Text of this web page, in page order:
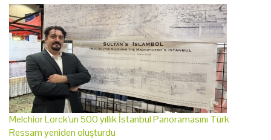
Melchior Lorck'un 500 yıllık İstanbul Panoramasını Türk
Ressam yeniden oluşturdu